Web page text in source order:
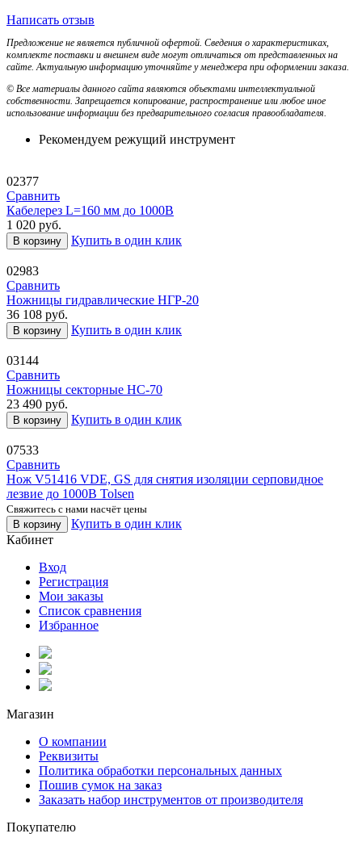
Написать отзыв
Предложение не является публичной офертой. Сведения о характеристиках,
комплекте поставки и внешнем виде могут отличаться от представленных на
сайте. Актуальную информацию уточняйте у менеджера при оформлении заказа.
© Все материалы данного сайта являются объектами интеллектуальной
собственности. Запрещается копирование, распространение или любое иное
использование информации без предварительного согласия правообладателя.
Рекомендуем режущий инструмент
02377
Сравнить
Кабелерез L=160 мм до 1000В
1 020 руб.
В корзину Купить в один клик
02983
Сравнить
Ножницы гидравлические НГР-20
36 108 руб.
В корзину Купить в один клик
03144
Сравнить
Ножницы секторные НС-70
23 490 руб.
В корзину Купить в один клик
07533
Сравнить
Нож V51416 VDE, GS для снятия изоляции серповидное
лезвие до 1000В Tolsen
Свяжитесь с нами насчёт цены
В корзину
Купить в один клик
Кабинет
Вход
Регистрация
Мои заказы
Список сравнения
Избранное
Магазин
О компании
Реквизиты
Политика обработки персональных данных
Пошив сумок на заказ
Заказать набор инструментов от производителя
Покупателю